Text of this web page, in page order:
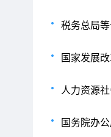
税务总局
国家发展
人力资源
国务院办